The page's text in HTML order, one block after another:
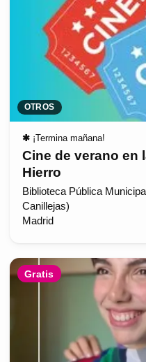
OTROS
✱ ¡Termina mañana!
Cine de verano en
Hierro
Biblioteca Pública
Canillejas)
Madrid
Gratis